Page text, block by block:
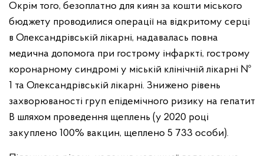
Окрім того, безоплатно для киян за кошти міського
бюджету проводилися операції на відкритому серці
в Олександрівській лікарні, надавалась повна
медична допомога при гострому інфаркті, гострому
коронарному синдромі у міській клінічній лікарні №
1 та Олександрівській лікарні. Знижено рівень
захворюваності груп епідемічного ризику на гепатит
B шляхом проведення щеплень (у 2020 році
закуплено 100% вакцин, щеплено 5 733 особи).